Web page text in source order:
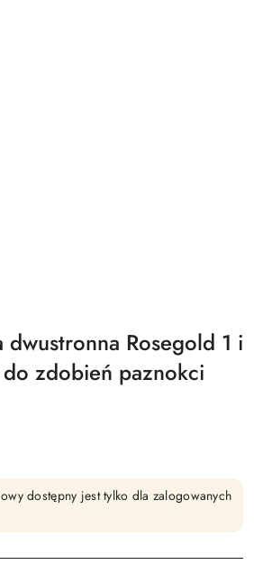
dwustronna Rosegold 1 i
zdobień paznokci
dostępny jest tylko dla zalogowanych